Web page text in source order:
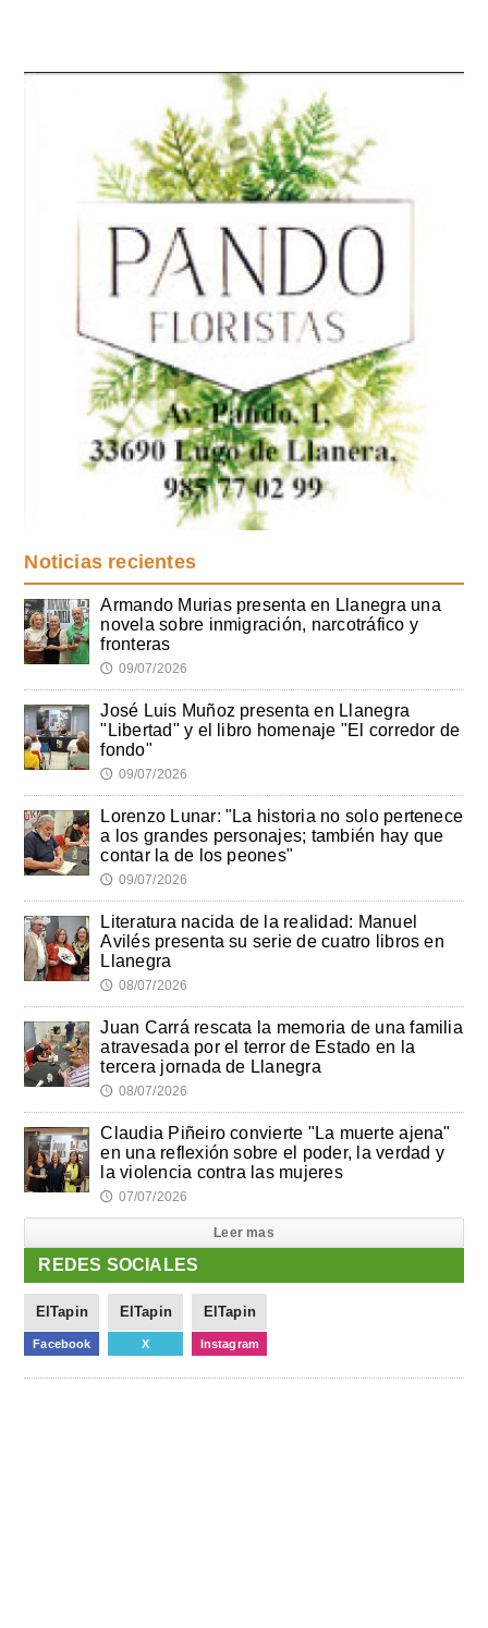
Noticias recientes
Armando Murias presenta en Llanegra una
novela sobre inmigración, narcotráfico y
fronteras
🕔 09/07/2026
José Luis Muñoz presenta en Llanegra
"Libertad" y el libro homenaje "El corredor de
fondo"
🕔 09/07/2026
Lorenzo Lunar: "La historia no solo pertenece
a los grandes personajes; también hay que
contar la de los peones"
🕔 09/07/2026
Literatura nacida de la realidad: Manuel
Avilés presenta su serie de cuatro libros en
Llanegra
🕔 08/07/2026
Juan Carrá rescata la memoria de una familia
atravesada por el terror de Estado en la
tercera jornada de Llanegra
🕔 08/07/2026
Claudia Piñeiro convierte "La muerte ajena"
en una reflexión sobre el poder, la verdad y
la violencia contra las mujeres
🕔 07/07/2026
Leer mas
REDES SOCIALES
ElTapin
Facebook
ElTapin
X
ElTapin
Instagram